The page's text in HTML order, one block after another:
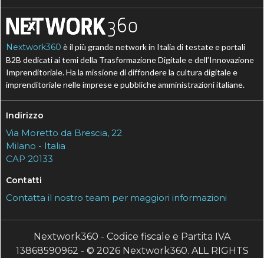
Nextwork360 è il più grande network in Italia di testate e portali
B2B dedicati ai temi della Trasformazione Digitale e dell’Innovazione
Imprenditoriale. Ha la missione di diffondere la cultura digitale e
imprenditoriale nelle imprese e pubbliche amministrazioni italiane.
Indirizzo
Via Moretto da Brescia, 22
Milano - Italia
CAP 20133
Contatti
Contatta il nostro team per maggiori informazioni
Nextwork360 - Codice fiscale e Partita IVA
13868590962 - © 2026 Nextwork360. ALL RIGHTS